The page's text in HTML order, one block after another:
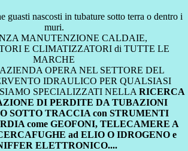
guasti nascosti in tubature sotto terra o dentro i
muri.
MANUTENZIONE CALDAIE,
E CLIMATIZZATORI di TUTTE LE
MARCHE
OPERA NEL SETTORE DEL
IDRAULICO PER QUALSIASI
SPECIALIZZATI NELLA RICERCA
DI PERDITE DA TUBAZIONI
SOTTO TRACCIA con STRUMENTI
come GEOFONI, TELECAMERE A
ad ELIO O IDROGENO e
ELETTRONICO....